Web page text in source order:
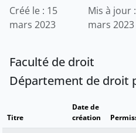
Créé le : 15
mars 2023
Mis à jour
mars 2023
Faculté de droit
Département de droit
Titre
Date de
création